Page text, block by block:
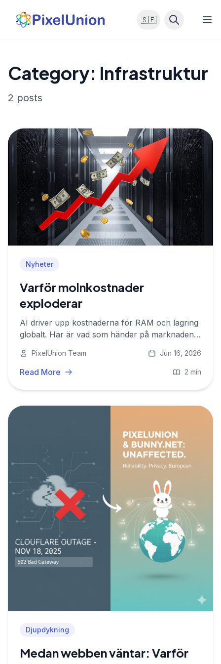
🇸🇪
Category: Infrastruktur
2 posts
Nyheter
Varför molnkostnader
exploderar
AI driver upp kostnaderna för RAM och lagring
globalt. Här är vad som händer på marknaden
molnleverantörer som PixelUnion.
PixelUnion Team Jun 16, 2026
Read More 2 min
Djupdykning
Medan webben väntar: Varför